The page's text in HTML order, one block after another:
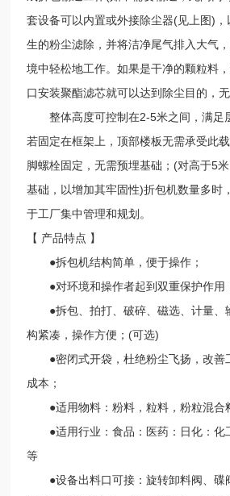
套设备可以内置或外接除尘器(见上图)
生的粉尘滤除，并将洁净尾气排入大气
境中轻松地工作。如果是干净的颗粒料
口安装聚酯滤芯就可以达到除尘目的，无
整体高度可控制在2-5米之间，满足
若固定在框架上，顶部楼板无需承受此
脚螺栓固定，无需预埋基础；(对高于5
基础，以增加其牢固性)折包机数量多时
于工厂集中管理和规划。
【 产品特点 】
●拆包机结构简单，便于操作；
●对环境和操作者起到双重保护作用
●拆包、拍打、破碎、磁选、计量、
构紧凑，操作方便；(可选)
●密闭式开袋，杜绝粉尘飞扬，改善
成本；
●适用物料：粉料，粒料，粉粒混合
●适用行业：食品：医药：日化：化
等
●设备出料口可接：旋转卸料阀、碟